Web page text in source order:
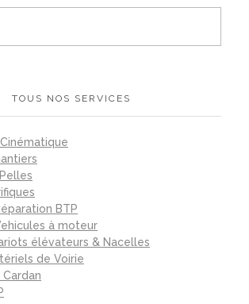
TOUS NOS SERVICES
BTP
à moteur
élévateurs & Nacelles
de Voirie
Cardan